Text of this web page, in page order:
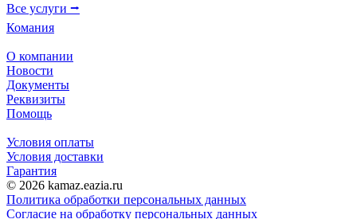
Все услуги ⭢
Комания
О компании
Новости
Документы
Реквизиты
Помощь
Условия оплаты
Условия доставки
Гарантия
© 2026 kamaz.eazia.ru
Политика обработки персональных данных
Согласие на обработку персональных данных